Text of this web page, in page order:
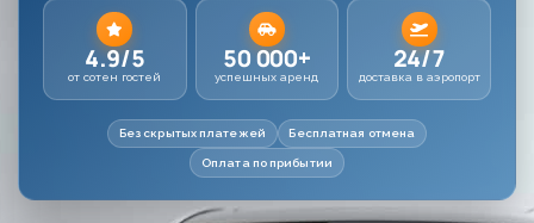
4.9/5
от сотен гостей
50 000+
успешных аренд
24/7
доставка в аэропорт
Без скрытых платежей Бесплатная отмена
Оплата по прибытии